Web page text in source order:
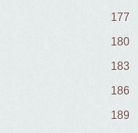
177
180
183
186
189